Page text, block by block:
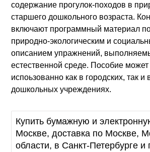
содержание прогулок-походов в
старшего дошкольного возраста.
включают программный материал
природно-экологическим и
описанием упражнений,
естественной среде. Пособие
испоьзованно как в городских, так и
дошкольных учреждениях.
Купить бумажную и
Москве, доставка по Москве,
области, в Санкт-Петербурге и